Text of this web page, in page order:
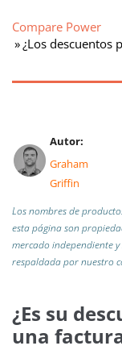
Compare Power
¿Los descuentos
Autor:
Graham
Griffin
Los nombres de
esta página son
mercado independiente
respaldada por nuestro
¿Es su
una